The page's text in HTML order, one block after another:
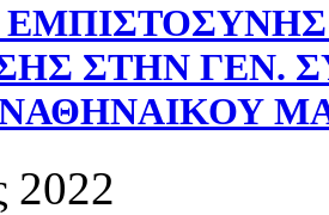
ΣΤΗΝ ΓΕΝ.
2022